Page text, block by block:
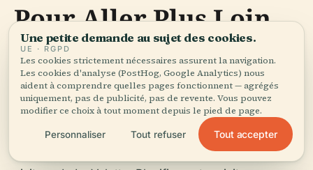
Pour Aller Plus Loin
Le Musée National d'Archéologie de La Valette est
une pierre angulaire du paysage culturel maltais,
préservant des artefacts extraordinaires qui
éclairent le passé ancien de l'île. Grâce à son
emplacement central, sa forte accessibilité et ses
expositions attrayantes, c'est un point fort pour tout
Une petite demande au sujet des cookies.
UE · RGPD
Les cookies strictement nécessaires assurent la navigation.
Les cookies d'analyse (PostHog, Google Analytics) nous
aident à comprendre quelles pages fonctionnent — agrégés
uniquement, pas de publicité, pas de revente. Vous pouvez
modifier ce choix à tout moment depuis le pied de page.
Personnaliser Tout refuser Tout accepter